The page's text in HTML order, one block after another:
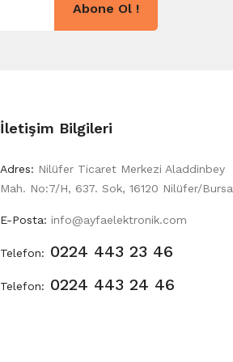
Abone Ol !
İletişim Bilgileri
Adres: Nilüfer Ticaret Merkezi Aladdinbey
Mah. No:7/H, 637. Sok, 16120 Nilüfer/Bursa
E-Posta: info@ayfaelektronik.com
Telefon: 0224 443 23 46
Telefon: 0224 443 24 46